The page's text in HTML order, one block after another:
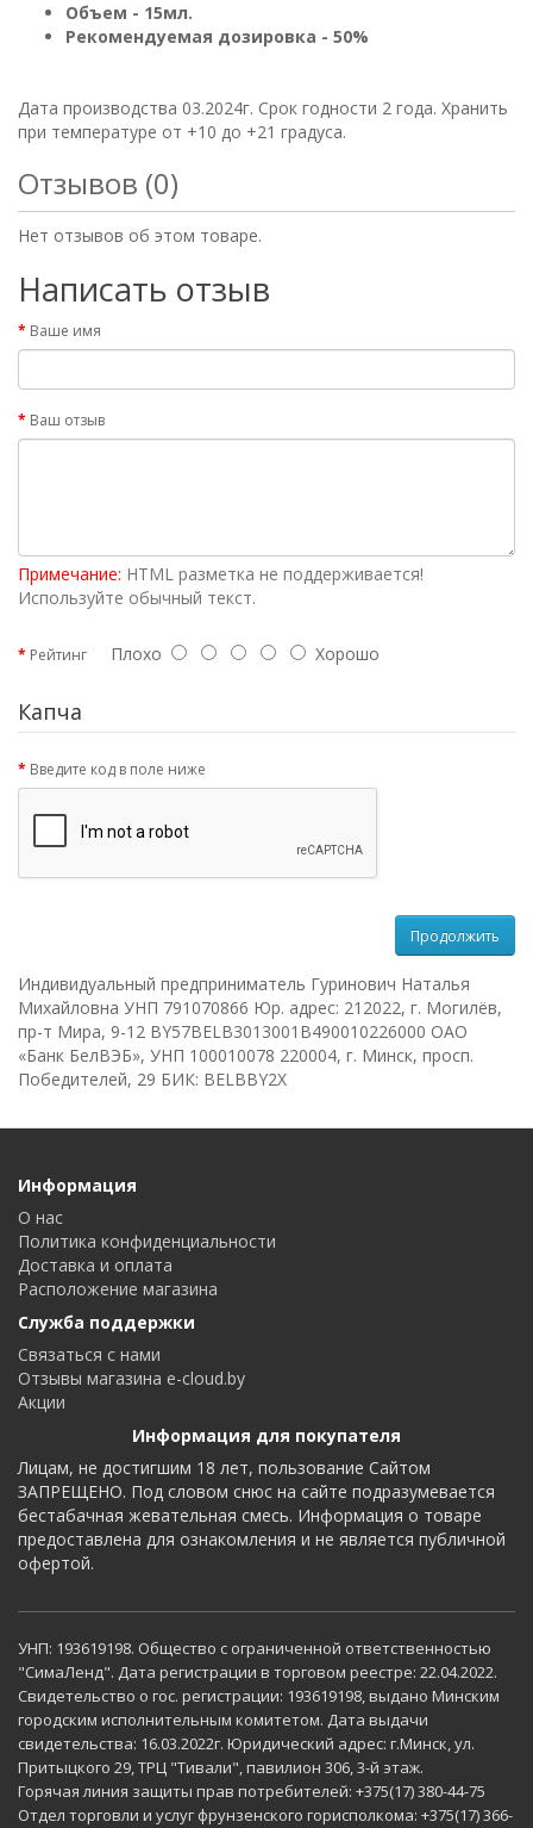
Объем - 15мл.
Рекомендуемая дозировка - 50%
Дата производства 03.2024г. Срок годности 2 года. Хранить
при температуре от +10 до +21 градуса.
Отзывов (0)
Нет отзывов об этом товаре.
Написать отзыв
Ваше имя
Ваш отзыв
Примечание: HTML разметка не поддерживается!
Используйте обычный текст.
Рейтинг Плохо Хорошо
Капча
Введите код в поле ниже
Продолжить
Индивидуальный предприниматель Гуринович Наталья
Михайловна УНП 791070866 Юр. адрес: 212022, г. Могилёв,
пр-т Мира, 9-12 BY57BELB3013001B490010226000 ОАО
«Банк БелВЭБ», УНП 100010078 220004, г. Минск, просп.
Победителей, 29 БИК: BELBBY2X
Информация
О нас
Политика конфиденциальности
Доставка и оплата
Расположение магазина
Служба поддержки
Связаться с нами
Отзывы магазина e-cloud.by
Акции
Информация для покупателя
Лицам, не достигшим 18 лет, пользование Сайтом
ЗАПРЕЩЕНО. Под словом снюс на сайте подразумевается
бестабачная жевательная смесь. Информация о товаре
предоставлена для ознакомления и не является публичной
офертой.
УНП: 193619198. Общество с ограниченной ответственностью
"СимаЛенд". Дата регистрации в торговом реестре: 22.04.2022.
Свидетельство о гос. регистрации: 193619198, выдано Минским
городским исполнительным комитетом. Дата выдачи
свидетельства: 16.03.2022г. Юридический адрес: г.Минск, ул.
Притыцкого 29, ТРЦ "Тивали", павилион 306, 3-й этаж.
Горячая линия защиты прав потребителей: +375(17) 380-44-75
Отдел торговли и услуг фрунзенского горисполкома: +375(17) 366-